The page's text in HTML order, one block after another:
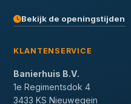
Bekijk de openingstijden
KLANTENSERVICE
Banierhuis B.V.
1e Regimentsdok 4
3433 KS Nieuwegein